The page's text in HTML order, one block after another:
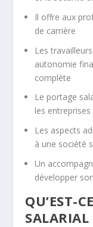
Il offre aux
de carrière
Les
autonomie
complète
Le portage
les entreprises
Les aspects
à une société
Un
développer
QU’EST-
SALARIAL